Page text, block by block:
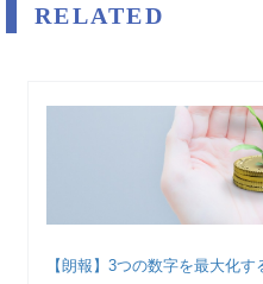
RELATED
【朗報】3つの数字を最大化